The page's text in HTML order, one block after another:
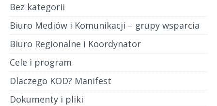
Bez kategorii
Biuro Mediów i Komunikacji – grupy wsparcia
Biuro Regionalne i Koordynator
Cele i program
Dlaczego KOD? Manifest
Dokumenty i pliki